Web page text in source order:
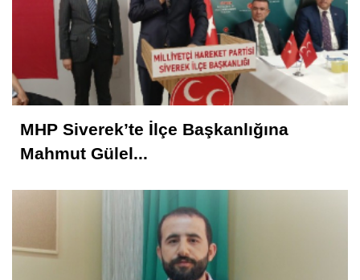
MHP Siverek’te İlçe Başkanlığına
Mahmut Gülel...